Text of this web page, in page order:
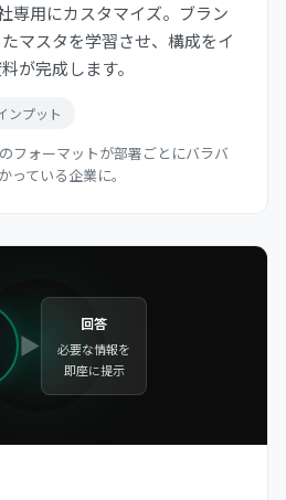
専用にカスタマイズ。ブラン
マスタを学習させ、構成をイ
が完成します。
ンプット
フォーマットが部署ごとにバラバ
っている企業に。
▶
回答
必要な情報を
即座に提示